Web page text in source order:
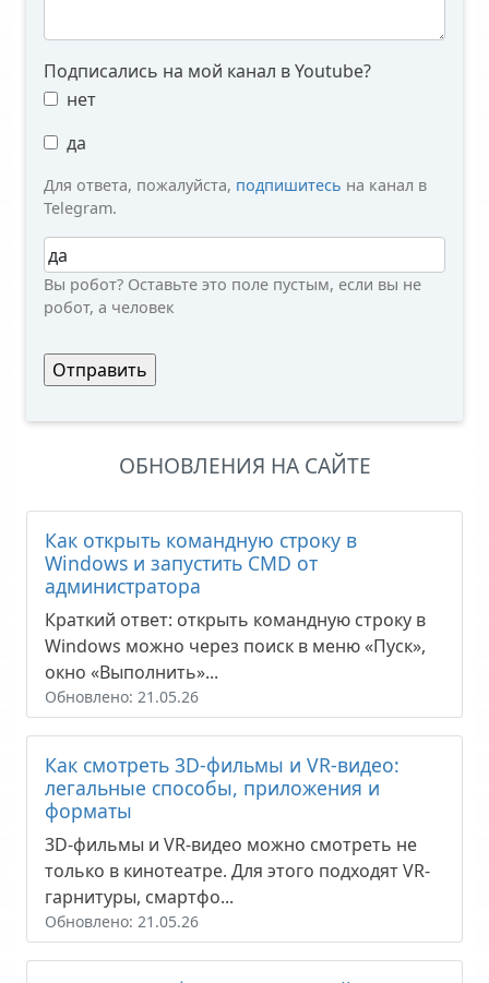
Подписались на мой канал в Youtube?
нет
да
Для ответа, пожалуйста, подпишитесь на канал в
Telegram.
Вы робот?
Вы робот? Оставьте это поле пустым, если вы не
робот, а человек
ОБНОВЛЕНИЯ НА САЙТЕ
Как открыть командную строку в
Windows и запустить CMD от
администратора
Краткий ответ: открыть командную строку в
Windows можно через поиск в меню «Пуск»,
окно «Выполнить»...
Обновлено: 21.05.26
Как смотреть 3D-фильмы и VR-видео:
легальные способы, приложения и
форматы
3D-фильмы и VR-видео можно смотреть не
только в кинотеатре. Для этого подходят VR-
гарнитуры, смартфо...
Обновлено: 21.05.26